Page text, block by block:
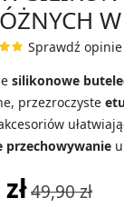
Sprawdź opinie
silikonowe
przezroczyste
przechowywanie
49,90 zł